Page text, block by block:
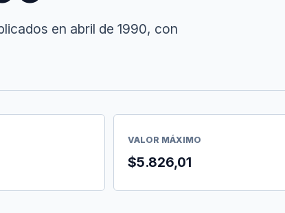
en abril de 1990, con
VALOR MÁXIMO
$5.826,01